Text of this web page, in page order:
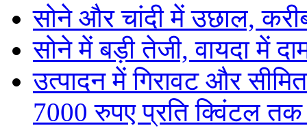
सोने और चांदी में उछाल,
सोने में बड़ी तेजी, वायदा में
उत्पादन में गिरावट और
7000 रुपए प्रति क्विंटल